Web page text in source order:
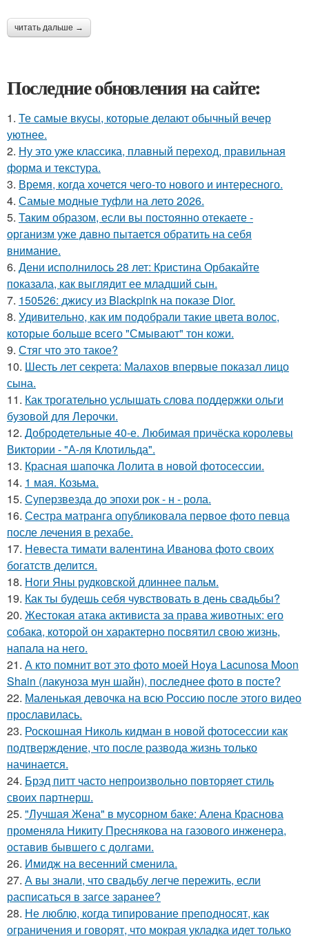
читать дальше →
Последние обновления на сайте:
1. Те самые вкусы, которые делают обычный вечер
уютнее.
2. Ну это уже классика, плавный переход, правильная
форма и текстура.
3. Время, когда хочется чего-то нового и интересного.
4. Самые модные туфли на лето 2026.
5. Таким образом, если вы постоянно отекаете -
организм уже давно пытается обратить на себя
внимание.
6. Дени исполнилось 28 лет: Кристина Орбакайте
показала, как выглядит ее младший сын.
7. 150526: джису из Blackpink на показе Dior.
8. Удивительно, как им подобрали такие цвета волос,
которые больше всего "Смывают" тон кожи.
9. Стяг что это такое?
10. Шесть лет секрета: Малахов впервые показал лицо
сына.
11. Как трогательно услышать слова поддержки ольги
бузовой для Лерочки.
12. Добродетельные 40-е. Любимая причёска королевы
Виктории - "А-ля Клотильда".
13. Красная шапочка Лолита в новой фотосессии.
14. 1 мая. Козьма.
15. Суперзвезда до эпохи рок - н - рола.
16. Сестра матранга опубликовала первое фото певца
после лечения в рехабе.
17. Невеста тимати валентина Иванова фото своих
богатств делится.
18. Ноги Яны рудковской длиннее пальм.
19. Как ты будешь себя чувствовать в день свадьбы?
20. Жестокая атака активиста за права животных: его
собака, которой он характерно посвятил свою жизнь,
напала на него.
21. А кто помнит вот это фото моей Hoya Lacunosa Moon
Shain (лакуноза мун шайн), последнее фото в посте?
22. Маленькая девочка на всю Россию после этого видео
прославилась.
23. Роскошная Николь кидман в новой фотосессии как
подтверждение, что после развода жизнь только
начинается.
24. Брэд питт часто непроизвольно повторяет стиль
своих партнерш.
25. "Лучшая Жена" в мусорном баке: Алена Краснова
променяла Никиту Преснякова на газового инженера,
оставив бывшего с долгами.
26. Имидж на весенний сменила.
27. А вы знали, что свадьбу легче пережить, если
расписаться в загсе заранее?
28. Не люблю, когда типирование преподносят, как
ограничения и говорят, что мокрая укладка идет только